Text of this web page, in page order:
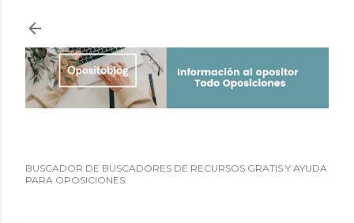
BUSCADOR DE BUSCADORES DE RECURSOS GRATIS Y AYUDA
PARA OPOSICIONES: